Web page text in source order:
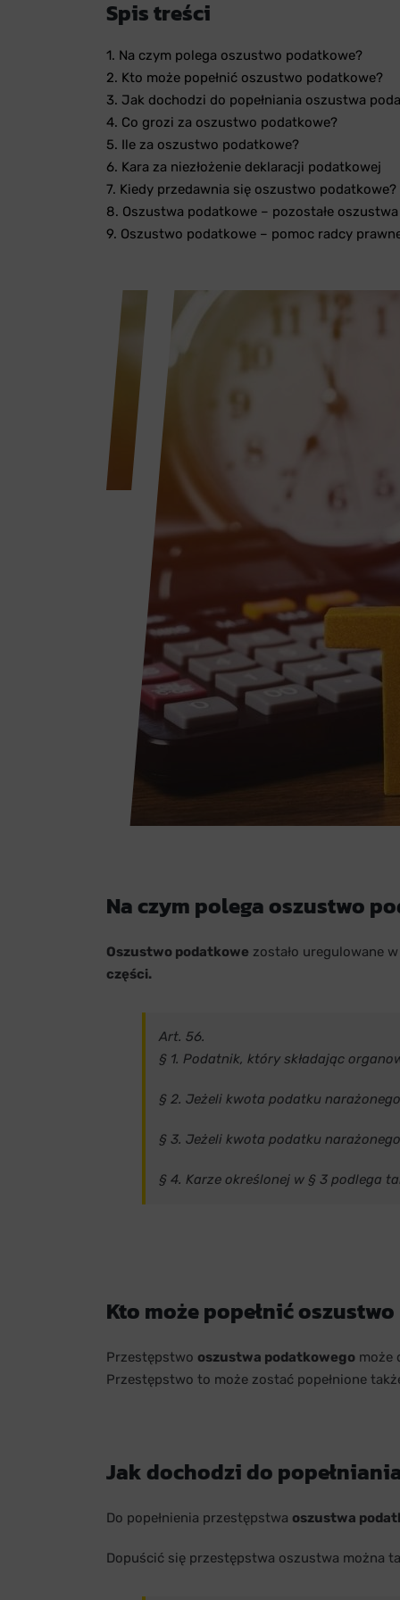
Spis treści
1. Na czym polega oszustwo podatkowe?
2. Kto może popełnić oszustwo podatkowe?
3. Jak dochodzi do popełniania oszustwa
4. Co grozi za oszustwo podatkowe?
5. Ile za oszustwo podatkowe?
6. Kara za niezłożenie deklaracji podatkowej
7. Kiedy przedawnia się oszustwo podatkowe?
8. Oszustwa podatkowe – pozostałe
9. Oszustwo podatkowe – pomoc radcy
Na czym polega oszustwo
Oszustwo podatkowe zostało uregulowane
części.
Art. 56.
§ 1. Podatnik, który składając
§ 2. Jeżeli kwota podatku
§ 3. Jeżeli kwota podatku
§ 4. Karze określonej w § 3 podlega
Kto może popełnić
Przestępstwo oszustwa podatkowego może
Przestępstwo to może zostać popełnione
Jak dochodzi do
Do popełnienia przestępstwa oszustwa
Dopuścić się przestępstwa oszustwa można